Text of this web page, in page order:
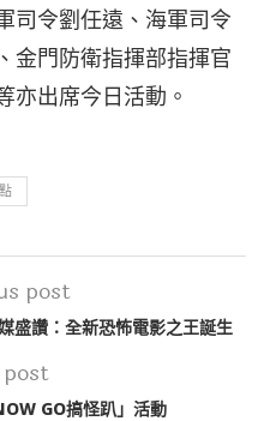
司令劉任遠、海軍司令
金門防衛指揮部指揮官
亦出席今日活動。
post
盛讚：全新恐怖電影之王誕生
GO搞怪趴」活動